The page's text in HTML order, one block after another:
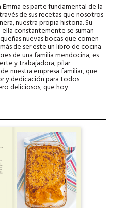
es parte fundamental de la
de sus recetas que nosotros
nuestra propia historia. Su
constantemente se suman
nuevas bocas que comen
de ser este un libro de cocina
de una familia mendocina, es
y trabajadora, pilar
nuestra empresa familiar, que
y dedicación para todos
deliciosos, que hoy